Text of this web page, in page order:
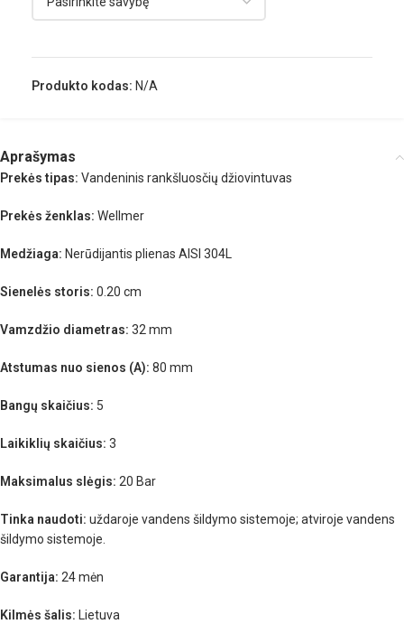
Produkto kodas: N/A
Aprašymas
Prekės tipas: Vandeninis rankšluosčių džiovintuvas
Prekės ženklas: Wellmer
Medžiaga: Nerūdijantis plienas AISI 304L
Sienelės storis: 0.20 cm
Vamzdžio diametras: 32 mm
Atstumas nuo sienos (A): 80 mm
Bangų skaičius: 5
Laikiklių skaičius: 3
Maksimalus slėgis: 20 Bar
Tinka naudoti: uždaroje vandens šildymo sistemoje; atviroje vandens
šildymo sistemoje.
Garantija: 24 mėn
Kilmės šalis: Lietuva